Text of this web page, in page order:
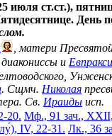
июля ст.ст.),
День
, матери
диакониссы и
. Сщмч. Николая
Св. Ираиды исп.
20. Мф., 91 зач.,
IV, 22-31. Лк., 36